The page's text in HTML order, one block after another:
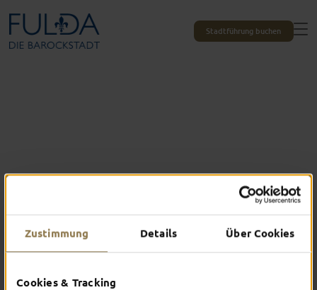
Zustimmung Details Über Cookies
Cookies & Tracking
Stadtführung buchen